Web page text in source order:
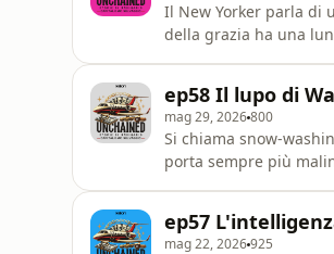
Il New Yorker parla di
della grazia ha una
dedicato all
ep58 Il lupo di
mag 29, 2026800
Si chiama snow-
porta sempre più
ep57
mag 22, 2026925